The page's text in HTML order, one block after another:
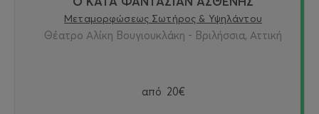
Μεταμορφώσεως Σωτήρος & Υψηλάντου
Θέατρο Αλίκη Βουγιουκλάκη - Βριλήσσια, Αττική
από 20€